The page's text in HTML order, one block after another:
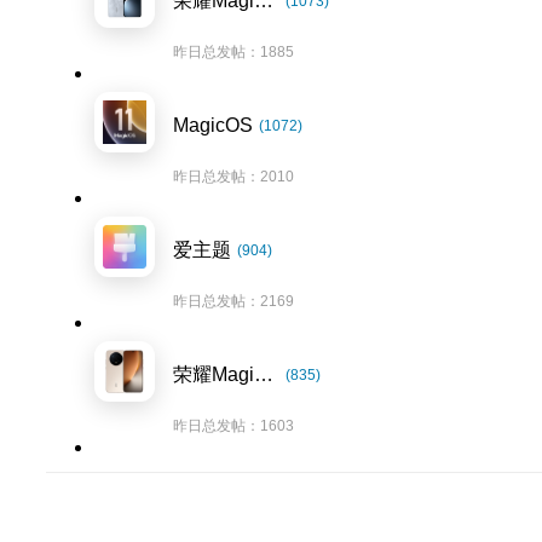
昨日总发帖：1885
MagicOS (1072)
昨日总发帖：2010
爱主题 (904)
昨日总发帖：2169
荣耀Magic8系列 (835)
昨日总发帖：1603